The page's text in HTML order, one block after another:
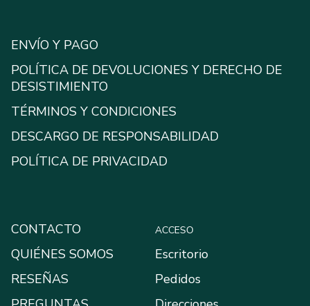
ENVÍO Y PAGO
POLÍTICA DE DEVOLUCIONES Y DERECHO DE
DESISTIMIENTO
TÉRMINOS Y CONDICIONES
DESCARGO DE RESPONSABILIDAD
POLÍTICA DE PRIVACIDAD
CONTACTO
QUIÉNES SOMOS
RESEÑAS
ACCESO
Escritorio
Pedidos